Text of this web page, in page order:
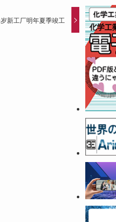
新工厂明年夏季竣工